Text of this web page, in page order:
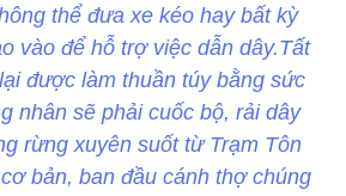
thể đưa xe kéo hay bất kỳ
vào để hỗ trợ việc dẫn dây.Tất
được làm thuần túy bằng sức
nhân sẽ phải cuốc bộ, rải dây
rừng xuyên suốt từ Trạm Tôn
bản, ban đầu cánh thợ chúng